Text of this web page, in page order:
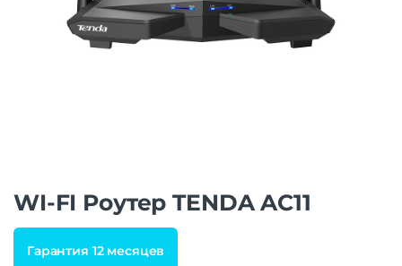
WI-FI Роутер TENDA AC11
Гарантия 12 месяцев